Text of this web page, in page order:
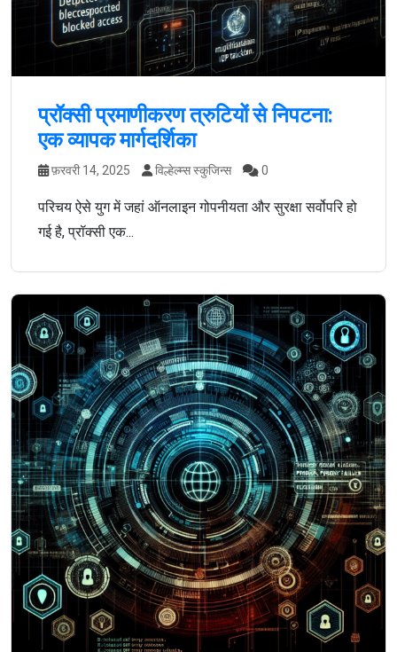
प्रॉक्सी प्रमाणीकरण त्रुटियों से निपटना:
एक व्यापक मार्गदर्शिका
फ़रवरी 14, 2025 विल्हेल्म्स स्कुजिन्स 0
परिचय ऐसे युग में जहां ऑनलाइन गोपनीयता और सुरक्षा सर्वोपरि हो
गई है, प्रॉक्सी एक...